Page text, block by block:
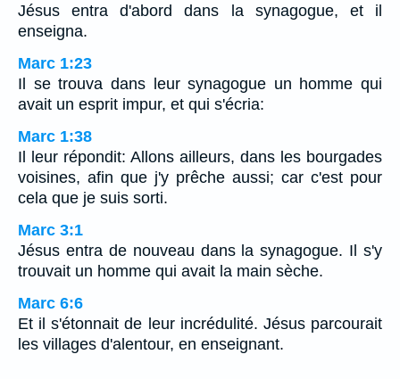
Jésus entra d'abord dans la synagogue, et il
enseigna.
Marc 1:23
Il se trouva dans leur synagogue un homme qui
avait un esprit impur, et qui s'écria:
Marc 1:38
Il leur répondit: Allons ailleurs, dans les bourgades
voisines, afin que j'y prêche aussi; car c'est pour
cela que je suis sorti.
Marc 3:1
Jésus entra de nouveau dans la synagogue. Il s'y
trouvait un homme qui avait la main sèche.
Marc 6:6
Et il s'étonnait de leur incrédulité. Jésus parcourait
les villages d'alentour, en enseignant.